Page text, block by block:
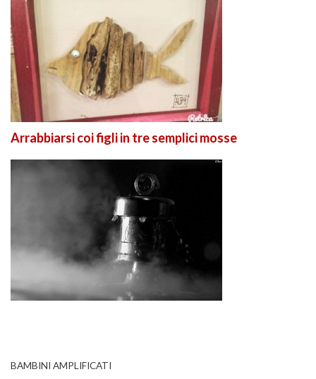
Arrabbiarsi coi figli in tre semplici mosse
BAMBINI AMPLIFICATI